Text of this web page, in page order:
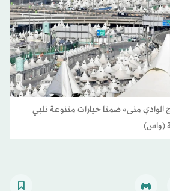
الوادي منى» ضمتا خيارات متنوعة تلبي
(واس)